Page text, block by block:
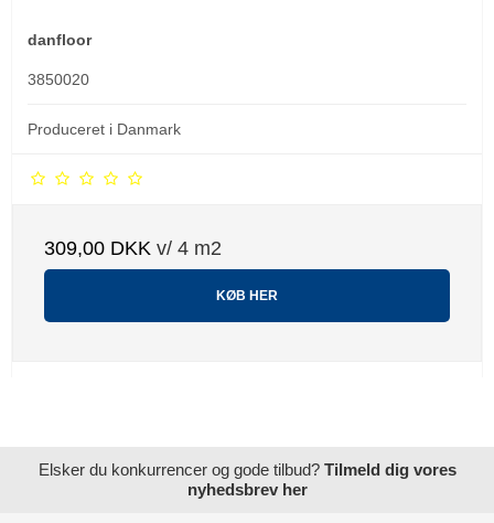
danfloor
3850020
Produceret i Danmark
309,00 DKK v/ 4 m2
KØB HER
Elsker du konkurrencer og gode tilbud? Tilmeld dig vores
nyhedsbrev her